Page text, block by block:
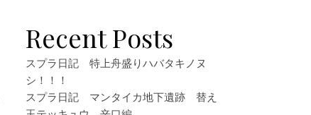
Recent Posts
スプラ日記 特上舟盛りハバタキノヌ
シ！！！
スプラ日記 マンタイカ地下遺跡 替え